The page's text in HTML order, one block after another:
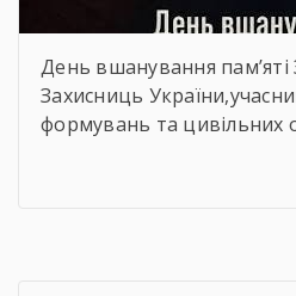
День вшанування пам’яті
Захисниць
формувань та цивільних